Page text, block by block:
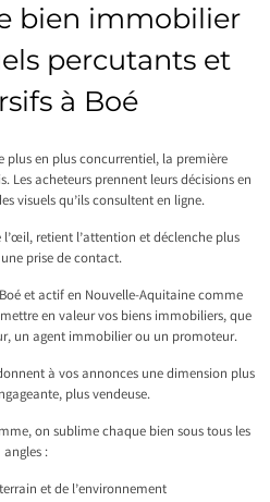
bien immobilier
percutants et
à Boé
en plus concurrentiel, la première
Les acheteurs prennent leurs décisions en
visuels qu’ils consultent en ligne.
retient l’attention et déclenche plus
prise de contact.
et actif en Nouvelle-Aquitaine comme
en valeur vos biens immobiliers, que
un agent immobilier ou un promoteur.
à vos annonces une dimension plus
plus vendeuse.
on sublime chaque bien sous tous les
angles :
et de l’environnement